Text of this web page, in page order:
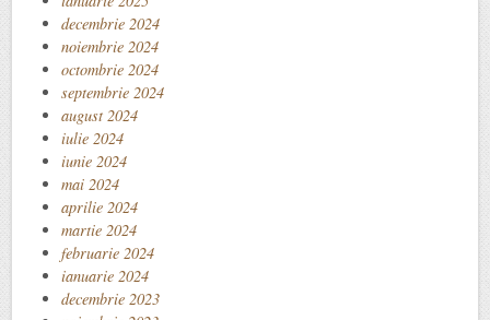
decembrie 2024
noiembrie 2024
octombrie 2024
septembrie 2024
august 2024
iulie 2024
iunie 2024
mai 2024
aprilie 2024
martie 2024
februarie 2024
ianuarie 2024
decembrie 2023